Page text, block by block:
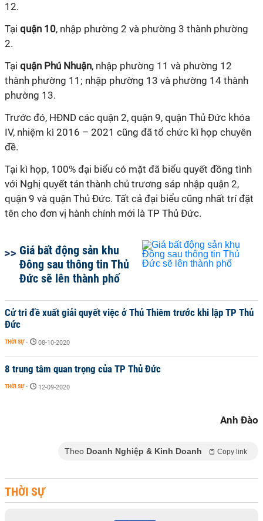
12.
Tại quận 10, nhập phường 2 và phường 3 thành phường
2.
Tại quận Phú Nhuận, nhập phường 11 và phường 12
thành phường 11; nhập phường 13 và phường 14 thành
phường 13.
Trước đó, HĐND các quận 2, quận 9, quận Thủ Đức khóa
IV, nhiệm kì 2016 – 2021 cũng đã tổ chức kì họp chuyên
đề.
Tại kì họp, 100% đại biểu có mặt đã biểu quyết đồng tình
với Nghị quyết tán thành chủ trương sáp nhập quận 2,
quận 9 và quận Thủ Đức. Tất cả đại biểu cũng nhất trí đặt
tên cho đơn vị hành chính mới là TP Thủ Đức.
Giá bất động sản khu
Đông sau thông tin Thủ
Đức sẽ lên thành phố
Cử tri đề xuất giải quyết việc ở Thủ Thiêm trước khi lập TP Thủ
Đức
THỜI SỰ - 08-10-2020
8 trung tâm quan trọng của TP Thủ Đức
THỜI SỰ - 12-09-2020
Anh Đào
Theo Doanh Nghiệp & Kinh Doanh Copy link
THỜI SỰ